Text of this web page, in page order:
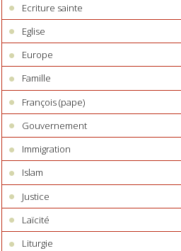
Ecriture sainte
Eglise
Europe
Famille
François (pape)
Gouvernement
Immigration
Islam
Justice
Laïcité
Liturgie